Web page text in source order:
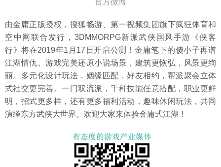
由金庸正版授权，搜狐畅游、第一视频集团旗下疯狂体育和
空中网联合发行，3DMMORPG新派武侠国风手游《侠客
行》将在2019年1月17日开启公测！金庸笔下的傻小子再谱
江湖情仇。游戏完美还原小说场景，建筑更恢弘，风景更绚
丽。多元化设计玩法，姻缘匹配，好友相约，帮派聚会立体
式社交更完善。一门双流派，千种技能任意搭配，职业更鲜
明，招式更多样，还有更多福利活动，趣味休闲玩法，共同
演绎东方武侠大世界。欢迎大家来体验金庸式江湖！